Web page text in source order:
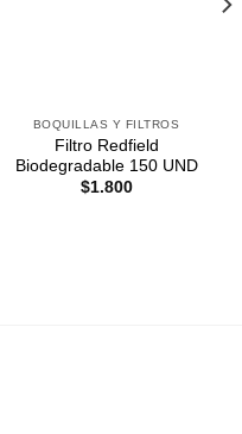
BOQUILLAS Y FILTROS
Filtro Redfield
Biodegradable 150 UND
$1.800